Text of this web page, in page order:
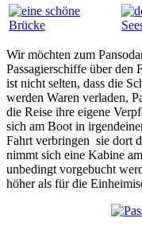
Wir möchten zum
Passagierschiffe über den
ist nicht selten, dass die
werden Waren verladen,
die Reise ihre eigene
sich am Boot in
Fahrt verbringen sie dort
nimmt sich eine Kabine
unbedingt vorgebucht
höher als für die